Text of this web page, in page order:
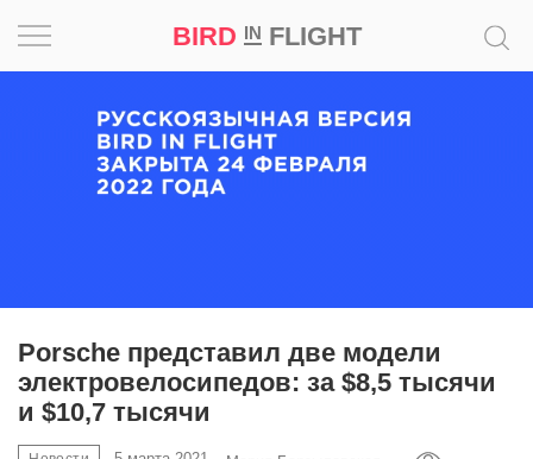
BIRD INFLIGHT
Porsche представил две модели
электровелосипедов: за $8,5 тысячи
и $10,7 тысячи